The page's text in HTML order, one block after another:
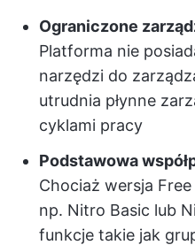
Ograniczone
Platforma nie
narzędzi do
utrudnia płynne
cyklami pracy
Podstawowa
Chociaż wersja
np. Nitro Basic lub
funkcje takie jak